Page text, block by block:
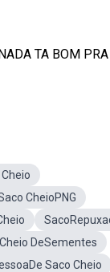
TA BOM PRA
CheioPNG
DeSementes
Saco Cheio